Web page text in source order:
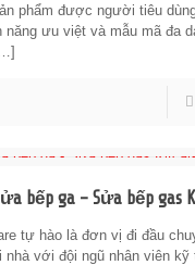
phẩm được người tiêu
năng ưu việt và mẫu mã đa
bếp ga – Sửa bếp gas
tự hào là đơn vị đi đầu
nhà với đội ngũ nhân viên kỹ